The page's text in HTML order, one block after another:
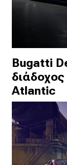
Bugatti
διάδοχος
Atlantic